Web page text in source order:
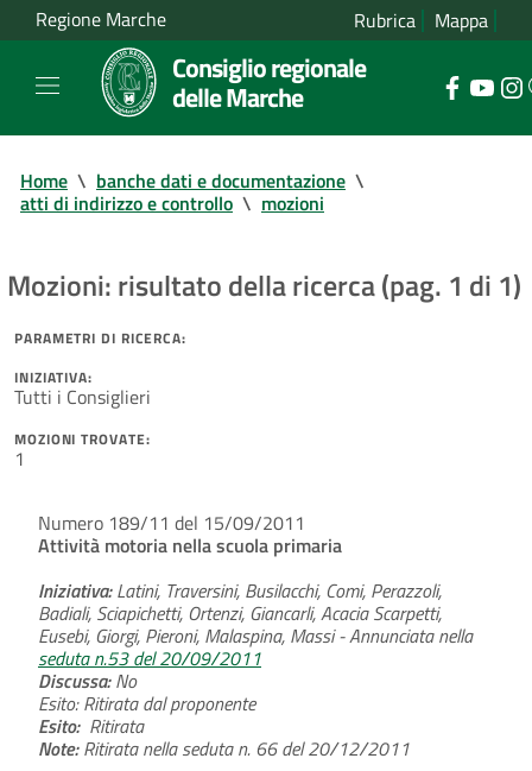
Regione Marche Rubrica Mappa
Consiglio regionale
delle Marche
Home \ banche dati e documentazione \
atti di indirizzo e controllo \ mozioni
Mozioni: risultato della ricerca (pag. 1 di 1)
PARAMETRI DI RICERCA:
INIZIATIVA:
Tutti i Consiglieri
MOZIONI TROVATE:
1
Numero 189/11 del 15/09/2011
Attività motoria nella scuola primaria
Iniziativa:Latini, Traversini, Busilacchi, Comi, Perazzoli,
Badiali, Sciapichetti, Ortenzi, Giancarli, Acacia Scarpetti,
Eusebi, Giorgi, Pieroni, Malaspina, Massi - Annunciata nella
seduta n.53 del 20/09/2011
Discussa:No
Esito: Ritirata dal proponente
Esito: Ritirata
Note:Ritirata nella seduta n. 66 del 20/12/2011